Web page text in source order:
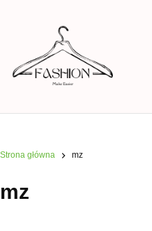
Strona główna mz
mz